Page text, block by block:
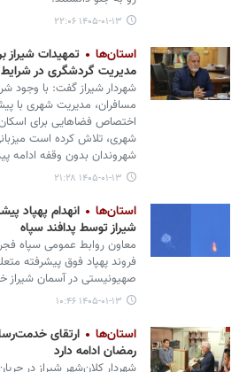
۱۴۰۵-۰۱-۱۳ ۲۲:۰۶
استان‌ها
تمهیدات شیراز
مدیریت گردشگری در
شهردار شیراز گفت: با وجود
مسافران، مدیریت شهری با
اختصاص فضاهایی برای
شهری، تلاش کرده است
شهروندان بدون وقفه ادامه
۱۴۰۵-۰۱-۱۳ ۲۱:۲۸
استان‌ها
شیراز توسط پدافند سپاه
معاون روابط عمومی سپاه
فروند پهپاد فوق پیشرفته
صهیونیستی در آسمان شیراز
۱۴۰۵-۰۱-۱۳ ۱۰:۴۶
استان‌ها
ارتقای
رمضان ادامه دارد
شهردار کلان‌شهر شیراز در